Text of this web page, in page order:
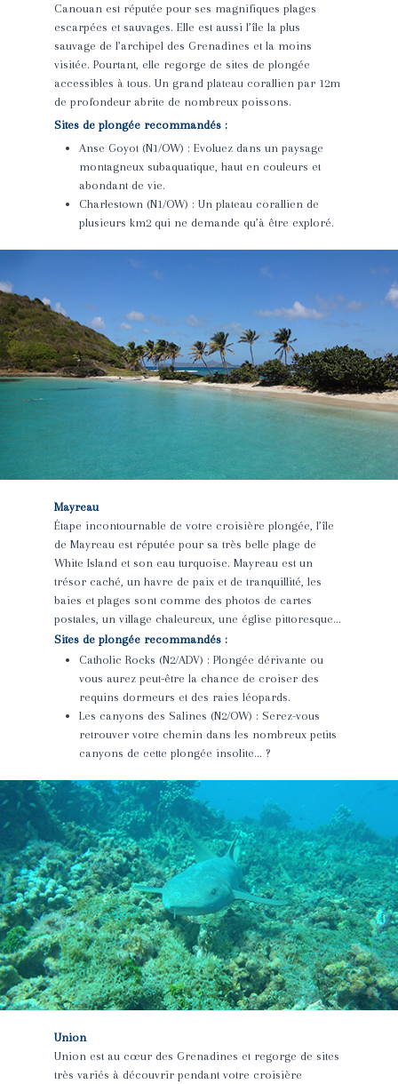
Canouan est réputée pour ses magnifiques plages
escarpées et sauvages. Elle est aussi l’île la plus
sauvage de l’archipel des Grenadines et la moins
visitée. Pourtant, elle regorge de sites de plongée
accessibles à tous. Un grand plateau corallien par 12m
de profondeur abrite de nombreux poissons.
Sites de plongée recommandés :
Anse Goyot (N1/OW) : Evoluez dans un paysage
montagneux subaquatique, haut en couleurs et
abondant de vie.
Charlestown (N1/OW) : Un plateau corallien de
plusieurs km2 qui ne demande qu’à être exploré.
Mayreau
Étape incontournable de votre croisière plongée, l’île
de Mayreau est réputée pour sa très belle plage de
White Island et son eau turquoise. Mayreau est un
trésor caché, un havre de paix et de tranquillité, les
baies et plages sont comme des photos de cartes
postales, un village chaleureux, une église pittoresque…
Sites de plongée recommandés :
Catholic Rocks (N2/ADV) : Plongée dérivante ou
vous aurez peut-être la chance de croiser des
requins dormeurs et des raies léopards.
Les canyons des Salines (N2/OW) : Serez-vous
retrouver votre chemin dans les nombreux petits
canyons de cette plongée insolite… ?
Union
Union est au cœur des Grenadines et regorge de sites
très variés à découvrir pendant votre croisière